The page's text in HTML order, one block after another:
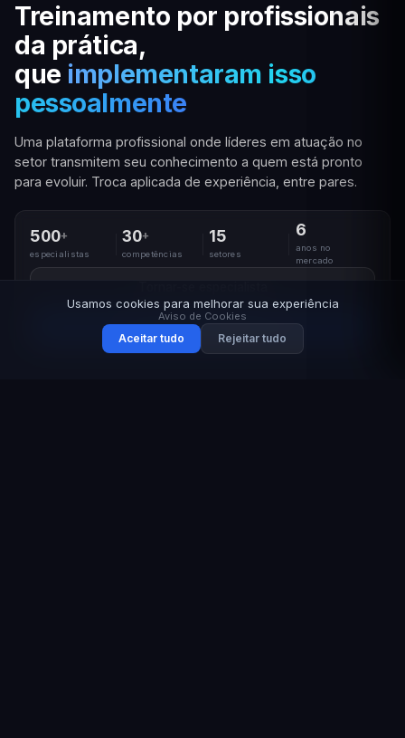
Treinamento por profissionais
da prática,
que implementaram isso
pessoalmente
Uma plataforma profissional onde líderes em atuação no
setor transmitem seu conhecimento a quem está pronto
para evoluir. Troca aplicada de experiência, entre pares.
500+
especialistas
30+
competências
15
setores
6
anos no
mercado
Solicitar um programa
Usamos cookies para melhorar sua experiência
Aviso de Cookies
Aceitar tudo Rejeitar tudo